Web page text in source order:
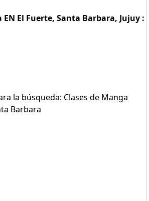
EN El Fuerte, Santa Barbara, Jujuy :
la búsqueda: Clases de Manga
Barbara